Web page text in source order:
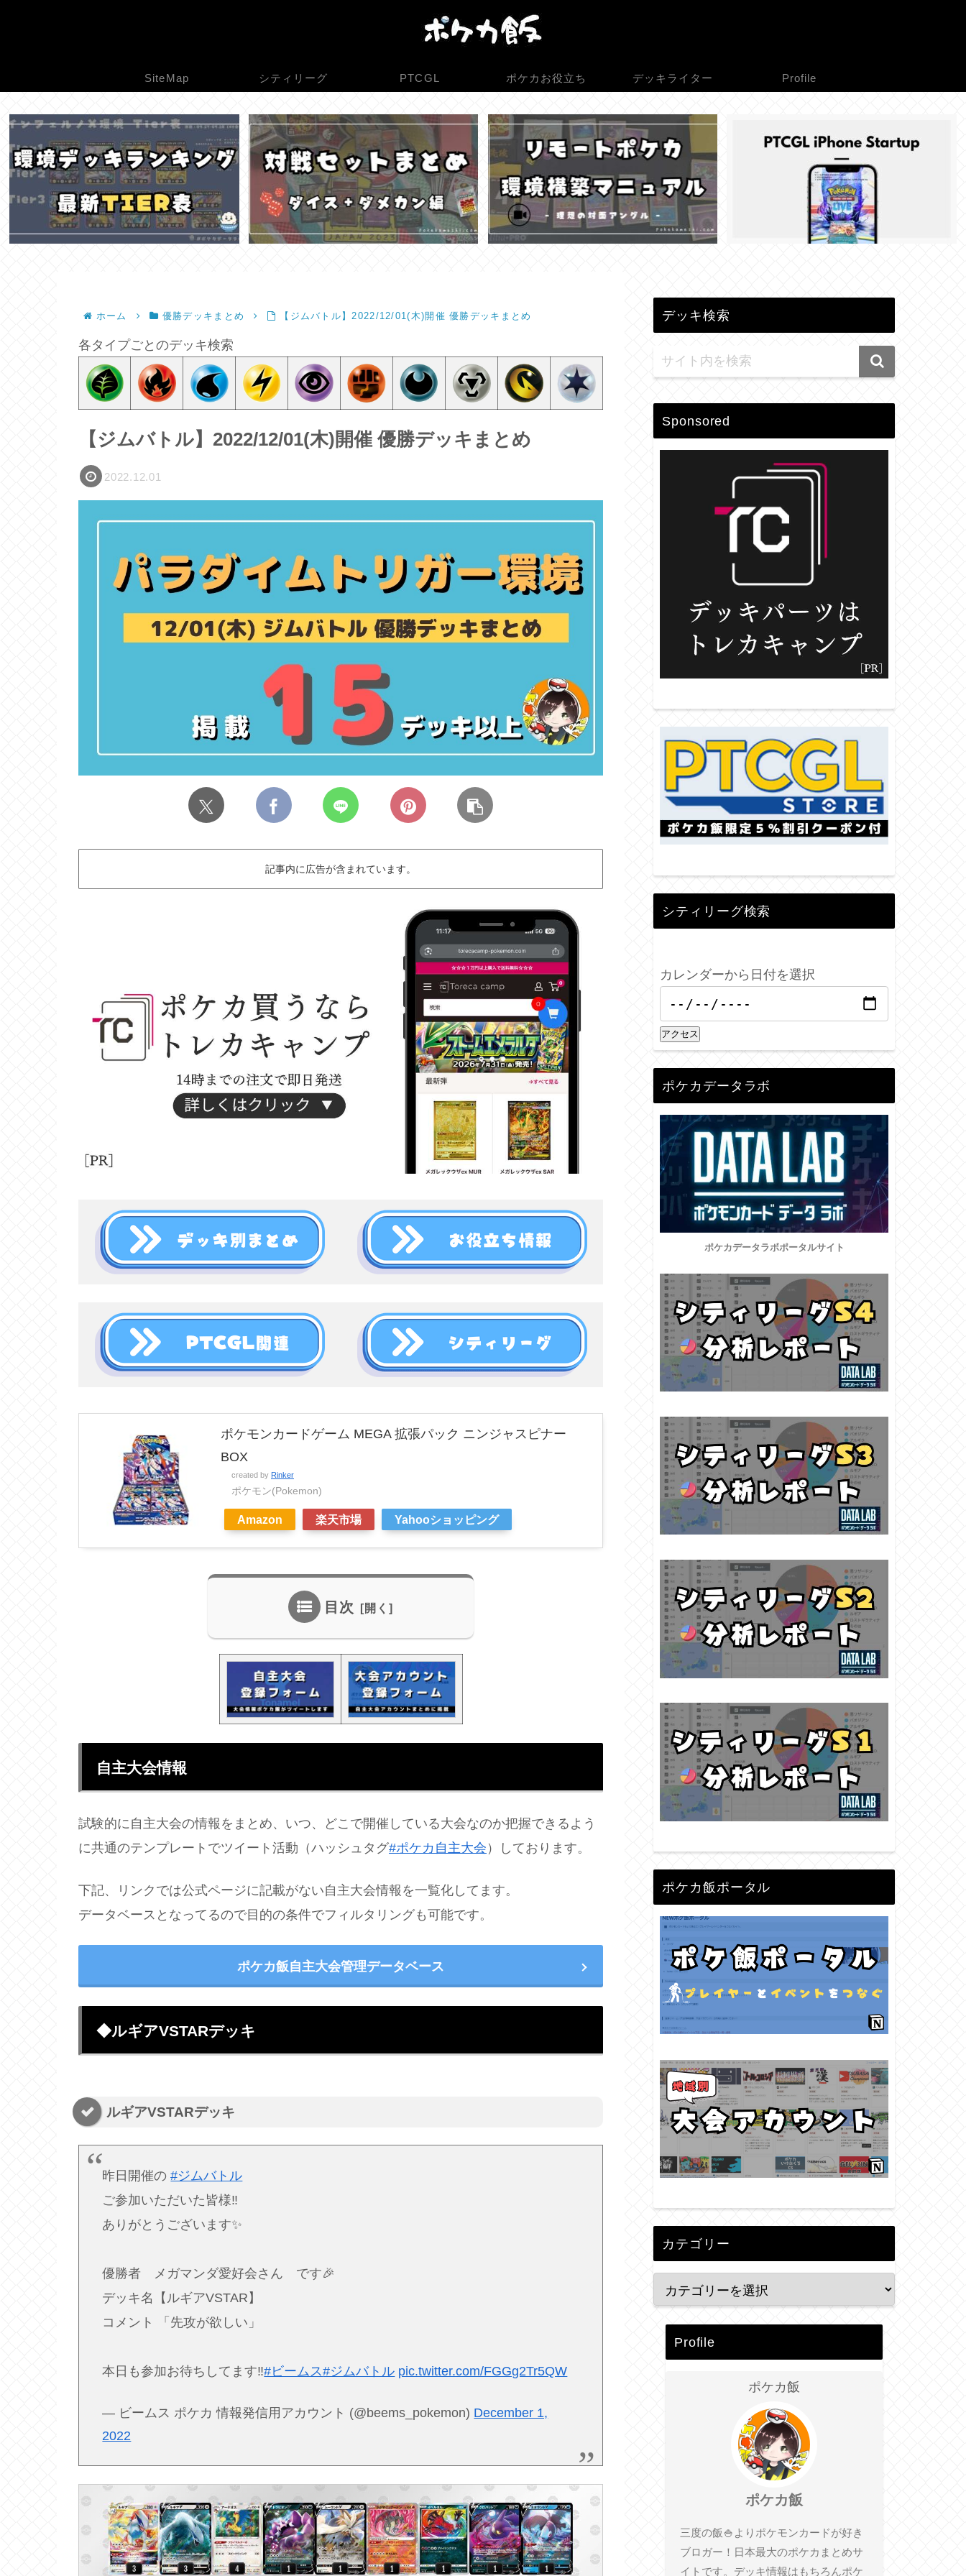
SiteMap シティリーグ PTCGL ポケカお役立ち デッキライター Profile
ホーム 優勝デッキまとめ 【ジムバトル】2022/12/01(木)開催 優勝デッキまとめ
各タイプごとのデッキ検索
【ジムバトル】2022/12/01(木)開催 優勝デッキまとめ
2022.12.01
記事内に広告が含まれています。
ポケモンカードゲーム MEGA 拡張パック ニンジャスピナー
BOX
created by Rinker
ポケモン(Pokemon)
Amazon 楽天市場 Yahooショッピング
目次
自主大会情報
試験的に自主大会の情報をまとめ、いつ、どこで開催している大会なのか把握できるよう
に共通のテンプレートでツイート活動（ハッシュタグ#ポケカ自主大会 ）しております。
下記、リンクでは公式ページに記載がない自主大会情報を一覧化してます。
データベースとなってるので目的の条件でフィルタリングも可能です。
ポケカ飯自主大会管理データベース
◆ルギアVSTARデッキ
ルギアVSTARデッキ
昨日開催の#ジムバトル
ご参加いただいた皆様‼️
ありがとうございます✨
優勝者 メガマンダ愛好会さん です🎉
デッキ名【ルギアVSTAR】
コメント 「先攻が欲しい」
本日も参加お待ちしてます‼️#ビームス#ジムバトル pic.twitter.com/FGGg2Tr5QW
— ビームス ポケカ 情報発信用アカウント (@beems_pokemon) December 1,
2022
デッキ検索
Sponsored
シティリーグ検索
カレンダーから日付を選択
アクセス
ポケカデータラボ
ポケカデータラボポータルサイト
ポケカ飯ポータル
カテゴリー
Profile
ポケカ飯
ポケカ飯
三度の飯🍚よりポケモンカードが好き
ブロガー！日本最大のポケカまとめサ
イトです。デッキ情報はもちろんポケ